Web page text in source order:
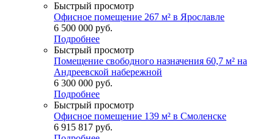
Быстрый просмотр
Офисное помещение 267 м² в Ярославле
6 500 000 руб.
Подробнее
Быстрый просмотр
Помещение свободного назначения 60,7 м² на
Андреевской набережной
6 300 000 руб.
Подробнее
Быстрый просмотр
Офисное помещение 139 м² в Смоленске
6 915 817 руб.